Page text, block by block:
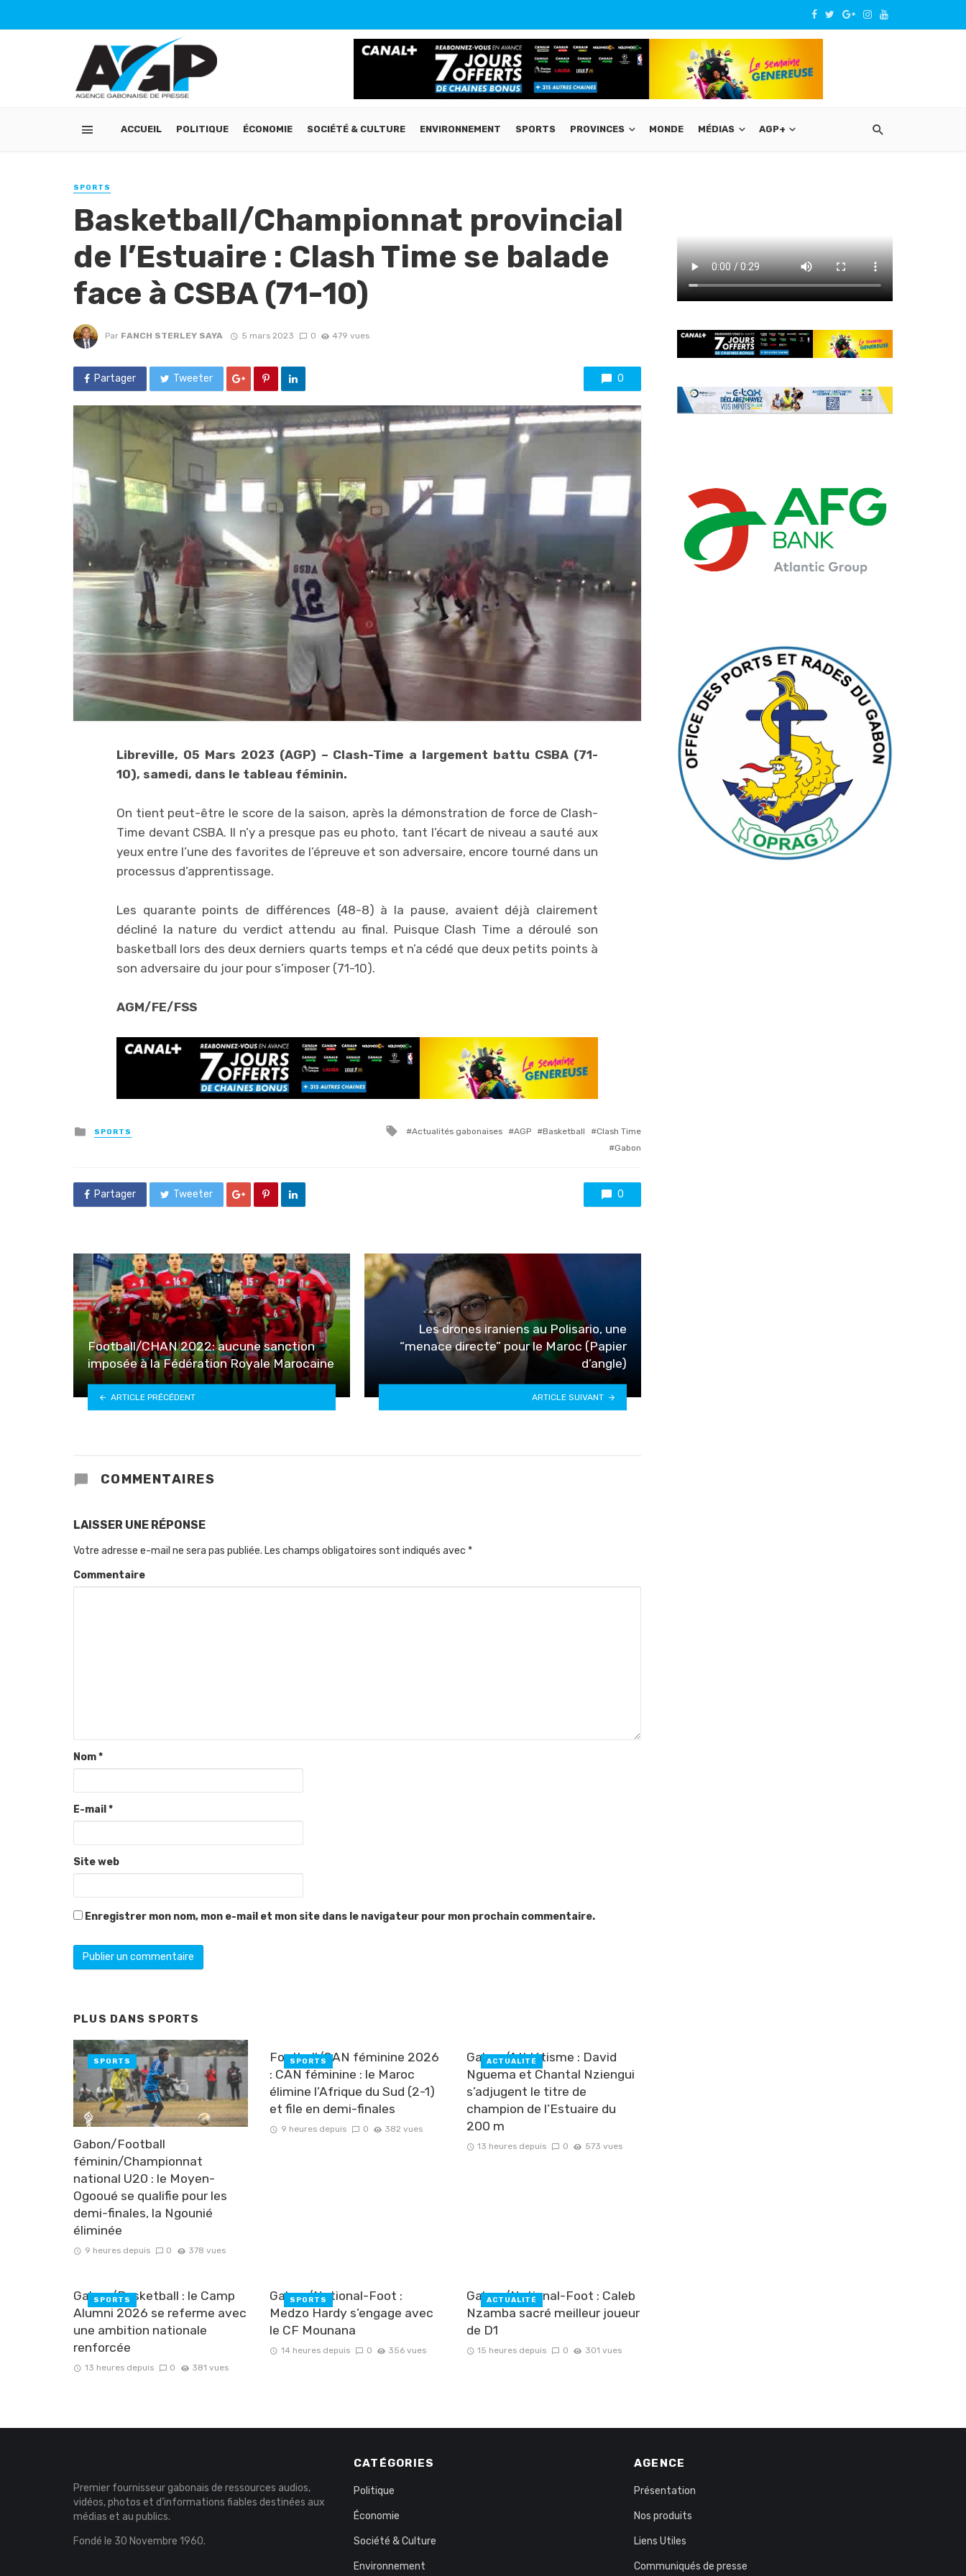
ACCUEIL POLITIQUE ÉCONOMIE SOCIÉTÉ & CULTURE ENVIRONNEMENT SPORTS PROVINCES MONDE MÉDIAS AGP+
SPORTS
Basketball/Championnat provincial
de l’Estuaire : Clash Time se balade
face à CSBA (71-10)
Par FANCH STERLEY SAYA 5 mars 2023 0 479 vues
Partager Tweeter 0
Libreville, 05 Mars 2023 (AGP) – Clash-Time a largement battu CSBA (71-
10), samedi, dans le tableau féminin.
On tient peut-être le score de la saison, après la démonstration de force de Clash-
Time devant CSBA. Il n’y a presque pas eu photo, tant l’écart de niveau a sauté aux
yeux entre l’une des favorites de l’épreuve et son adversaire, encore tourné dans un
processus d’apprentissage.
Les quarante points de différences (48-8) à la pause, avaient déjà clairement
décliné la nature du verdict attendu au final. Puisque Clash Time a déroulé son
basketball lors des deux derniers quarts temps et n’a cédé que deux petits points à
son adversaire du jour pour s’imposer (71-10).
AGM/FE/FSS
Posted
in
SPORTS
Tagged
Actualités gabonaises AGP Basketball
Clash Time
Gabon
Partager Tweeter 0
Football/CHAN 2022: aucune sanction
imposée à la Fédération Royale Marocaine
ARTICLE PRÉCÉDENT
Les drones iraniens au Polisario, une
“menace directe” pour le Maroc (Papier
d’angle)
ARTICLE SUIVANT
COMMENTAIRES
LAISSER UNE RÉPONSE
Votre adresse e-mail ne sera pas publiée. Les champs obligatoires sont indiqués avec *
Commentaire
Nom*
E-mail *
Site web
Enregistrer mon nom, mon e-mail et mon site dans le navigateur pour mon prochain commentaire.
PLUS DANS SPORTS
Gabon/Football
féminin/Championnat
national U20 : le Moyen-
Ogooué se qualifie pour les
demi-finales, la Ngounié
éliminée
9 heures depuis 0 378 vues
SPORTS
Football/CAN féminine 2026
: CAN féminine : le Maroc
élimine l’Afrique du Sud (2-1)
et file en demi-finales
9 heures depuis 0 382 vues
SPORTS
Gabon/Athlétisme : David
Nguema et Chantal Nziengui
s’adjugent le titre de
champion de l’Estuaire du
200 m
13 heures depuis 0 573 vues
ACTUALITÉ
Gabon/Basketball : le Camp
Alumni 2026 se referme avec
une ambition nationale
renforcée
13 heures depuis 0 381 vues
SPORTS
Gabon/National-Foot :
Medzo Hardy s’engage avec
le CF Mounana
14 heures depuis 0 356 vues
SPORTS
Gabon/National-Foot : Caleb
Nzamba sacré meilleur joueur
de D1
15 heures depuis 0 301 vues
ACTUALITÉ
Premier fournisseur gabonais de ressources audios,
vidéos, photos et d’informations fiables destinées aux
médias et au publics.
Fondé le 30 Novembre 1960.
CATÉGORIES
Politique
Économie
Société & Culture
Environnement
AGENCE
Présentation
Nos produits
Liens Utiles
Communiqués de presse